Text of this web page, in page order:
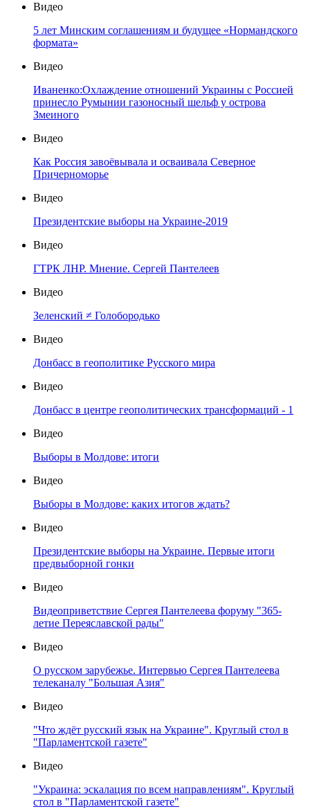
Видео
5 лет Минским соглашениям и будущее «Нормандского
формата»
Видео
Иваненко:Охлаждение отношений Украины с Россией
принесло Румынии газоносный шельф у острова
Змеиного
Видео
Как Россия завоёвывала и осваивала Северное
Причерноморье
Видео
Президентские выборы на Украине-2019
Видео
ГТРК ЛНР. Мнение. Сергей Пантелеев
Видео
Зеленский ≠ Голобородько
Видео
Донбасс в геополитике Русского мира
Видео
Донбасс в центре геополитических трансформаций - 1
Видео
Выборы в Молдове: итоги
Видео
Выборы в Молдове: каких итогов ждать?
Видео
Президентские выборы на Украине. Первые итоги
предвыборной гонки
Видео
Видеоприветствие Сергея Пантелеева форуму "365-
летие Переяславской рады"
Видео
О русском зарубежье. Интервью Сергея Пантелеева
телеканалу "Большая Азия"
Видео
"Что ждёт русский язык на Украине". Круглый стол в
"Парламентской газете"
Видео
"Украина: эскалация по всем направлениям". Круглый
стол в "Парламентской газете"